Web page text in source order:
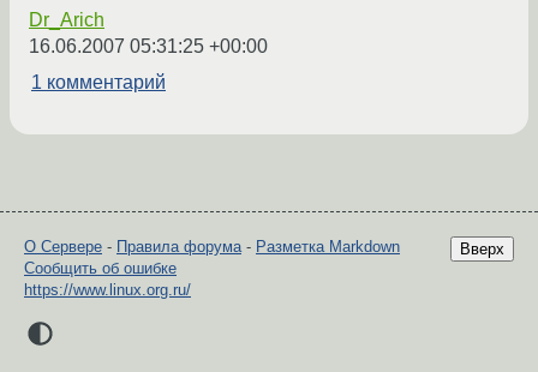
Dr_Arich
16.06.2007 05:31:25 +00:00
1 комментарий
Вверх
О Сервере - Правила форума- Разметка Markdown
Сообщить об ошибке
https://www.linux.org.ru/